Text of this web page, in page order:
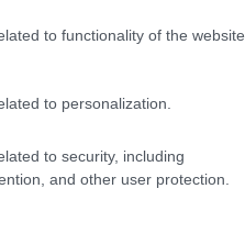
to functionality of the website
to personalization.
to security, including
and other user protection.
követelmények.
azoktól, akik